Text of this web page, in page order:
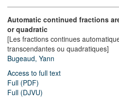
Automatic continued fractions
or quadratic
[Les fractions continues
transcendantes ou quadratiques]
Bugeaud, Yann
Access to full text
Full (PDF)
Full (DJVU)